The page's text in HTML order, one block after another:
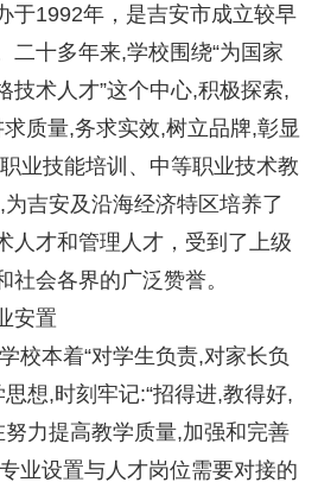
于1992年，是吉安市成立较早
二十多年来,学校围绕“为国家
技术人才”这个中心,积极探索,
质量,务求实效,树立品牌,彰显
业技能培训、中等职业技术教
吉安及沿海经济特区培养了
人才和管理人才，受到了上级
社会各界的广泛赞誉。
安置
校本着“对学生负责,对家长负
想,时刻牢记:“招得进,教得好,
力提高教学质量,加强和完善
业设置与人才岗位需要对接的